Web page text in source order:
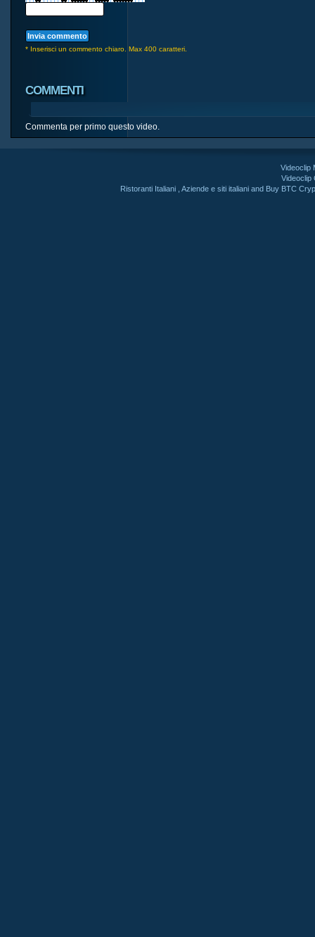
* Inserisci un commento chiaro. Max 400 caratteri.
COMMENTI
Commenta per primo questo video.
Videoclip
Videoclip
Ristoranti Italiani ,Aziende e siti italiani and Buy BTC